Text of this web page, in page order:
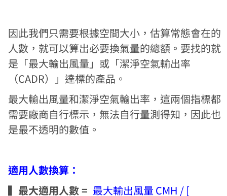
因此我們只需要根據空間大小，估算常態會在的
人數，就可以算出必要換氣量的總額。要找的就
是「最大輸出風量」或「潔淨空氣輸出率
（CADR）」達標的產品。
最大輸出風量和潔淨空氣輸出率，這兩個指標都
需要廠商自行標示，無法自行量測得知，因此也
是最不透明的數值。
適用人數換算：
▍最大適用人數 = 最大輸出風量 CMH / [